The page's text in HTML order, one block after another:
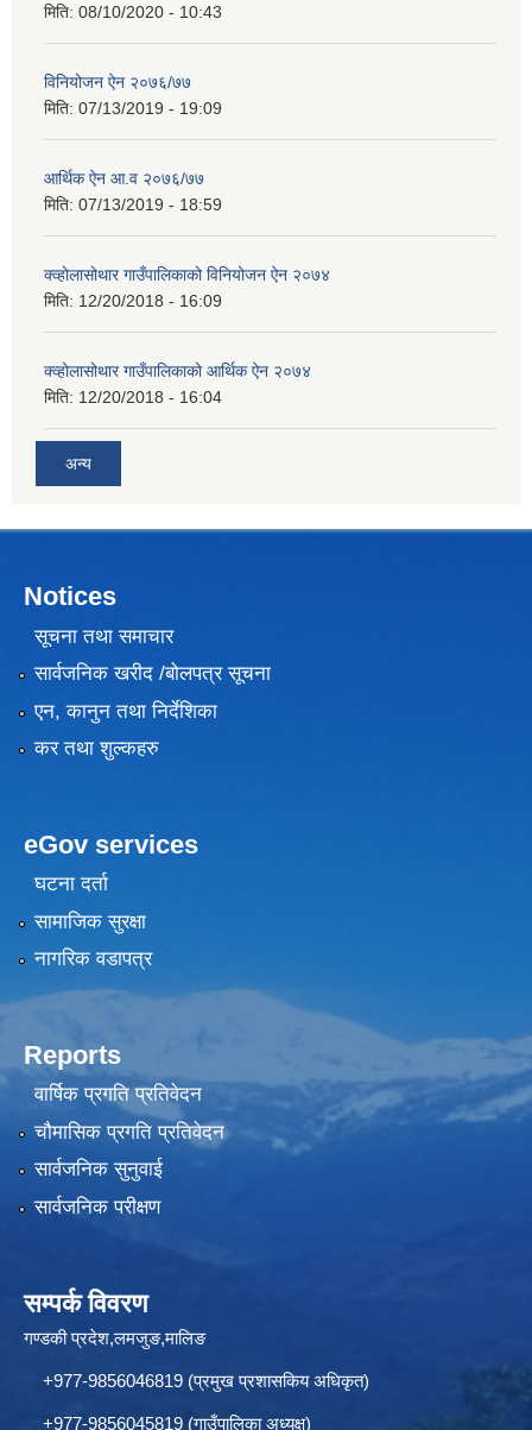
मिति: 08/10/2020 - 10:43
विनियोजन ऐन २०७६/७७
मिति: 07/13/2019 - 19:09
आर्थिक ऐन आ.व २०७६/७७
मिति: 07/13/2019 - 18:59
क्व्होलासोथार गाउँपालिकाको विनियोजन ऐन २०७४
मिति: 12/20/2018 - 16:09
क्व्होलासोथार गाउँपालिकाको आर्थिक ऐन २०७४
मिति: 12/20/2018 - 16:04
अन्य
Notices
सूचना तथा समाचार
सार्वजनिक खरीद /बोलपत्र सूचना
एन, कानुन तथा निर्देशिका
कर तथा शुल्कहरु
eGov services
घटना दर्ता
सामाजिक सुरक्षा
नागरिक वडापत्र
Reports
वार्षिक प्रगति प्रतिवेदन
चौमासिक प्रगति प्रतिवेदन
सार्वजनिक सुनुवाई
सार्वजनिक परीक्षण
सम्पर्क विवरण
गण्डकी प्रदेश,लमजुङ,मालिङ
+977-9856046819 (प्रमुख प्रशासकिय अधिकृत)
+977-9856045819 (गाउँपालिका अध्यक्ष)